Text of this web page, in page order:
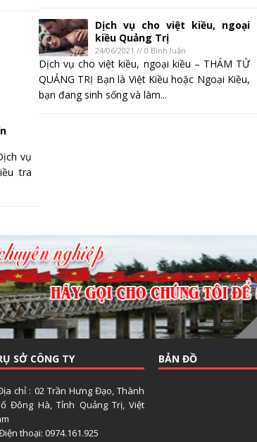
Dịch vụ cho việt kiều, ngoại
kiều Quảng Trị
24/06/2021 // 0 Bình luận
Dịch vụ cho việt kiều, ngoại kiều – THÁM TỬ
QUẢNG TRỊ Bạn là Việt Kiều hoặc Ngoại Kiều,
bạn đang sinh sống và làm...
vụ
tra
SỞ CÔNG TY
chỉ : 02 Trần Hưng Đạo, Thành
Đông Hà, Tỉnh Quảng Trị, Việt
thoại: 0974.161.925
BẢN ĐỒ